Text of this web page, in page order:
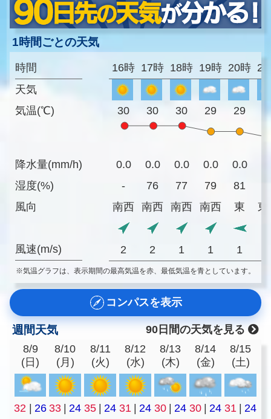
1時間ごとの天気
時間
天気
気温(℃)
降水量(mm/h)
湿度(%)
風向
風速(m/s)
16時 17時 18時 19時 20時
30 30 30 29 29
0.0 0.0 0.0 0.0 0.0
-
76 77 79 81
南西
南西 南西 南西 東 東
2 2 1 1 1
※気温グラフは、表示期間の最高気温を赤、最低気温を青としています。
コンパスを表示
週間天気
90日間の天気を見る
8/9
(日)
8/10
(月)
8/11
(火)
8/12
(水)
8/13
(木)
8/14
(金)
8/15
(土)
32 | 26 33 | 24 35 | 24 31 | 24 30 | 24 30 | 24 31 | 24